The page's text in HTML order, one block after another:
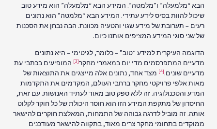
הבא “מלמעלה” ו”מלמטה”. המידע הבא “מלמעלה” הוא מידע טוב
שיכול להוות בסיס לידע עתידי. המידע הבא “מלמטה” הוא נתונים
רעים – תערובת של מידע שגוי והטעיה מכוונת. הבה נבחן את הסכנות
של שני סוגי המידע המציפים אותנו כיום.
הדוגמה העיקרית למידע “טוב” – כלומר, לגיטימי – היא נתונים
מדעיים המתפרסמים מדי יום במאמרי מחקר[3]
המופיעים בכתבי עת
מדעיים שונים.[4]
מצד אחד, נתונים אלה מייצגים את התוצאות של
מאות אלפי פרויקטי מחקר ברחבי העולם, המקדמים את התקדמות
המדע והטכנולוגיה. זה ללא ספק טוב מאוד לעתיד האנושות. עם זאת,
החיסרון של מתקפת המידע הזו הוא חוסר היכולת של כל חוקר לקלוט
אותה. זה מוביל לדרגה גבוהה של התמחות, המאלצת חוקרים להישאר
ממוקדים בתחומי מחקר צרים מאוד, בתקווה להישאר מעודכנים